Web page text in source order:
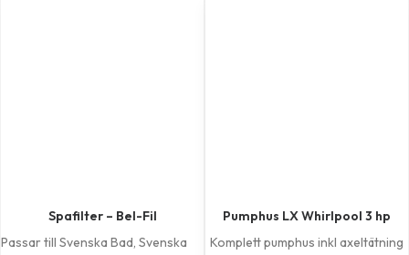
Spafilter – Bel-Fil
Passar till Svenska Bad, Svenska
Pumphus LX Whirlpool 3 hp
Komplett pumphus inkl axeltätning